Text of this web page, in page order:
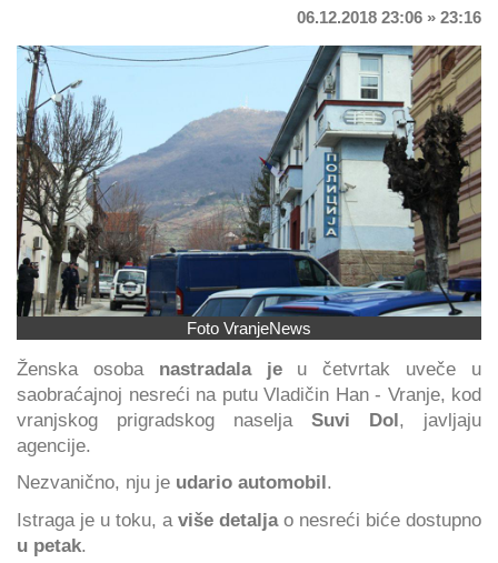
06.12.2018 23:06 » 23:16
Foto VranjeNews
Ženska osoba nastradala jeu četvrtak uveče u
saobraćajnoj nesreći na putu Vladičin Han - Vranje, kod
vranjskog prigradskog naselja Suvi Dol, javljaju
agencije.
Nezvanično, nju je udario automobil .
Istraga je u toku, a više detalja o nesreći biće dostupno
u petak.